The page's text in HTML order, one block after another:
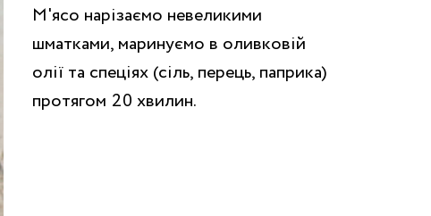
М'ясо нарізаємо невеликими
шматками, маринуємо в оливковій
олії та спеціях (сіль, перець, паприка)
протягом 20 хвилин.